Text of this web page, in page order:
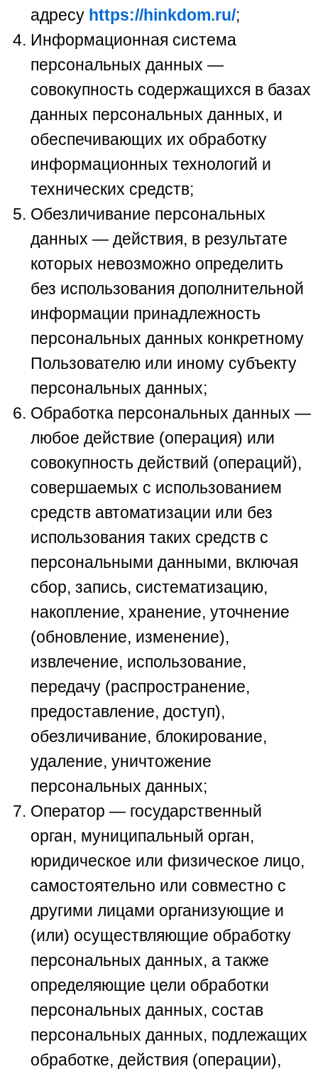
адресу https://hinkdom.ru/;
Информационная система
персональных данных —
совокупность содержащихся в базах
данных персональных данных, и
обеспечивающих их обработку
информационных технологий и
технических средств;
Обезличивание персональных
данных — действия, в результате
которых невозможно определить
без использования дополнительной
информации принадлежность
персональных данных конкретному
Пользователю или иному субъекту
персональных данных;
Обработка персональных данных —
любое действие (операция) или
совокупность действий (операций),
совершаемых с использованием
средств автоматизации или без
использования таких средств с
персональными данными, включая
сбор, запись, систематизацию,
накопление, хранение, уточнение
(обновление, изменение),
извлечение, использование,
передачу (распространение,
предоставление, доступ),
обезличивание, блокирование,
удаление, уничтожение
персональных данных;
Оператор — государственный
орган, муниципальный орган,
юридическое или физическое лицо,
самостоятельно или совместно с
другими лицами организующие и
(или) осуществляющие обработку
персональных данных, а также
определяющие цели обработки
персональных данных, состав
персональных данных, подлежащих
обработке, действия (операции),